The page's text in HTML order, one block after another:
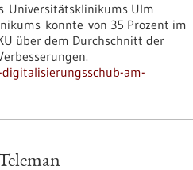
Universitätsklinikums Ulm
konnte von 35 Prozent im
über dem Durchschnitt der
am-